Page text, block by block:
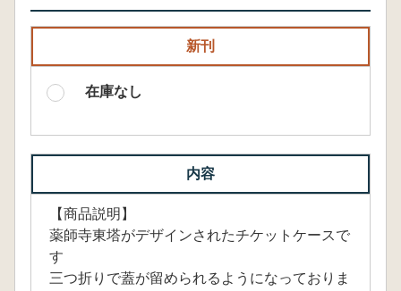
新刊
在庫なし
内容
【商品説明】
薬師寺東塔がデザインされたチケットケースで
す
三つ折りで蓋が留められるようになっておりま